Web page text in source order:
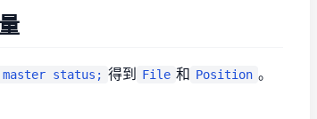
master status; 得到 File 和 Position 。